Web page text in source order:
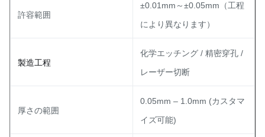
許容範囲
±0.01mm～±0.05mm（工程
により異なります）
製造工程
化学エッチング / 精密穿孔 /
レーザー切断
厚さの範囲
0.05mm – 1.0mm (カスタマ
イズ可能)